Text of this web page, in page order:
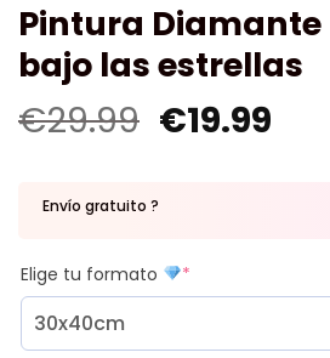
Pintura Diamante
bajo las estrellas
€29.99 €19.99
Envío gratuito ?
Elige tu formato *